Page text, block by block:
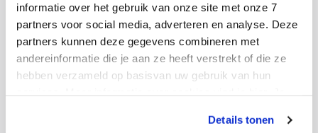
informatie over het gebruik van onze site met onze 7
partners voor social media, adverteren en analyse. Deze
partners kunnen deze gegevens combineren met
andereinformatie die je aan ze heeft verstrekt of die ze
hebben verzameld op basisvan uw gebruik van hun
aanpassen via de CO-knop linksonder. Lees meer over
Details tonen
woningcorporatiemarkt in Nederland. Ctac bestaat in
2020 28 jaar en heeft in deze periode ruime ervaring en
inhoudelijke kennis opgebouwd in de sectoren retail,
wholesale, manufacturing en real estate. Over 2019